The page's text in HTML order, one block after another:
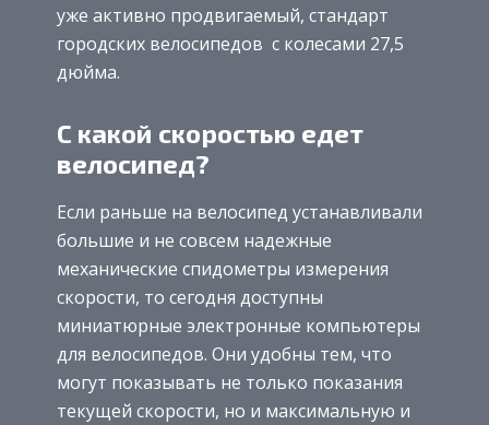
уже активно продвигаемый, стандарт
городских велосипедов с колесами 27,5
дюйма.
С какой скоростью едет
велосипед?
Если раньше на велосипед устанавливали
большие и не совсем надежные
механические спидометры измерения
скорости, то сегодня доступны
миниатюрные электронные компьютеры
для велосипедов. Они удобны тем, что
могут показывать не только показания
текущей скорости, но и максимальную и